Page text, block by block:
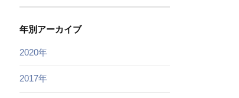
年別アーカイブ
2020年
2017年